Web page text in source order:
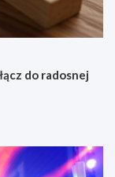
do radosnej